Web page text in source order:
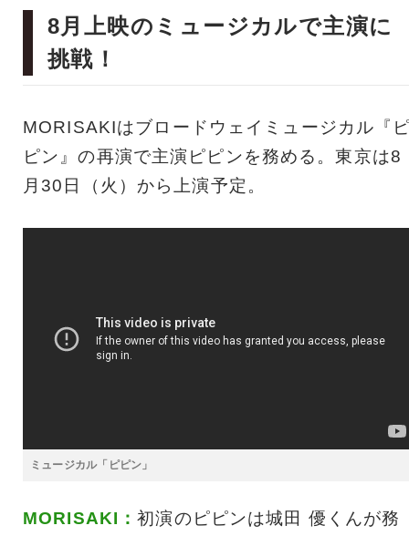
8月上映のミュージカルで主演に
挑戦！
MORISAKIはブロードウェイミュージカル『
ピン』の再演で主演ピピンを務める。東京は8
月30日（火）から上演予定。
ミュージカル「ピピン」
MORISAKI：初演のピピンは城田 優くんが務